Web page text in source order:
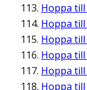
Hoppa till
Hoppa till
Hoppa till
Hoppa till
Hoppa till
Hoppa till